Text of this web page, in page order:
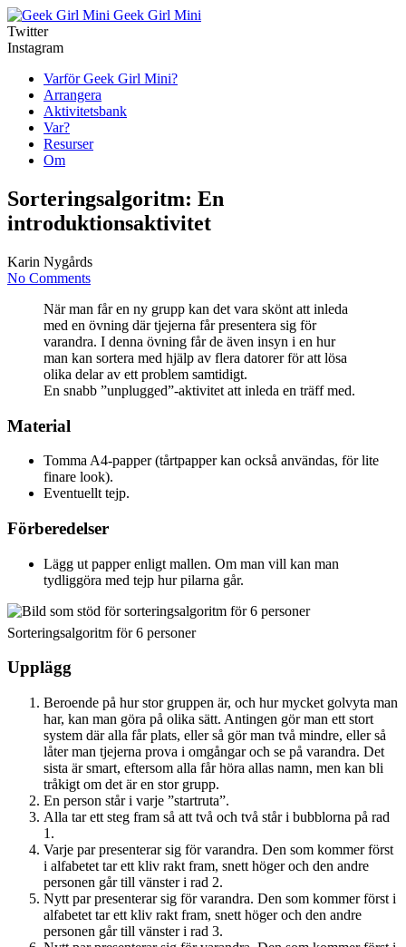
Geek Girl Mini
Twitter
Instagram
Varför Geek Girl Mini?
Arrangera
Aktivitetsbank
Var?
Resurser
Om
Sorteringsalgoritm: En
introduktionsaktivitet
Karin Nygårds
No Comments
När man får en ny grupp kan det vara skönt att inleda
med en övning där tjejerna får presentera sig för
varandra. I denna övning får de även insyn i en hur
man kan sortera med hjälp av flera datorer för att lösa
olika delar av ett problem samtidigt.
En snabb ”unplugged”-aktivitet att inleda en träff med.
Material
Tomma A4-papper (tårtpapper kan också användas, för lite
finare look).
Eventuellt tejp.
Förberedelser
Lägg ut papper enligt mallen. Om man vill kan man
tydliggöra med tejp hur pilarna går.
Sorteringsalgoritm för 6 personer
Upplägg
Beroende på hur stor gruppen är, och hur mycket golvyta man
har, kan man göra på olika sätt. Antingen gör man ett stort
system där alla får plats, eller så gör man två mindre, eller så
låter man tjejerna prova i omgångar och se på varandra. Det
sista är smart, eftersom alla får höra allas namn, men kan bli
tråkigt om det är en stor grupp.
En person står i varje ”startruta”.
Alla tar ett steg fram så att två och två står i bubblorna på rad
1.
Varje par presenterar sig för varandra. Den som kommer först
i alfabetet tar ett kliv rakt fram, snett höger och den andre
personen går till vänster i rad 2.
Nytt par presenterar sig för varandra. Den som kommer först i
alfabetet tar ett kliv rakt fram, snett höger och den andre
personen går till vänster i rad 3.